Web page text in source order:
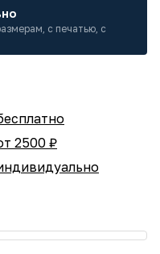
с печатью, с
2500 ₽